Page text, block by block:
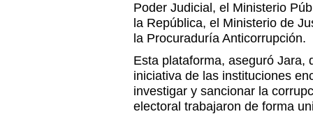
Poder Judicial, el Ministerio
la República, el Ministerio de
la Procuraduría Anticorrupción.
Esta plataforma, aseguró Jara,
iniciativa de las instituciones
investigar y sancionar la
electoral trabajaron de forma